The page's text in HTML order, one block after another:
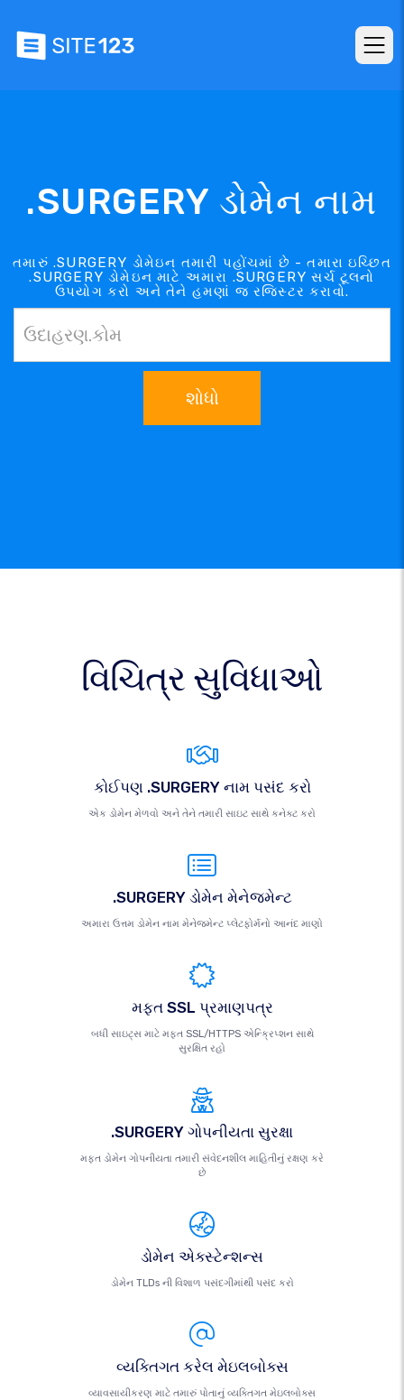
.SURGERY ડોમેન નામ
તમારું .SURGERY ડોમેઇન તમારી પહોંચમાં છે - તમારા ઇચ્છિત
.SURGERY ડોમેઇન માટે અમારા .SURGERY સર્ચ ટૂલનો
ઉપયોગ કરો અને તેને હમણાં જ રજિસ્ટર કરાવો.
શોધો
વિચિત્ર સુવિધાઓ
કોઈપણ .SURGERY નામ પસંદ કરો
એક ડોમેન મેળવો અને તેને તમારી સાઇટ સાથે કનેક્ટ કરો
.SURGERY ડોમેન મેનેજમેન્ટ
અમારા ઉત્તમ ડોમેન નામ મેનેજમેન્ટ પ્લેટફોર્મનો આનંદ માણો
મફત SSL પ્રમાણપત્ર
બધી સાઇટ્સ માટે મફત SSL/HTTPS એન્ક્રિપ્શન સાથે
સુરક્ષિત રહો
.SURGERY ગોપનીયતા સુરક્ષા
મફત ડોમેન ગોપનીયતા તમારી સંવેદનશીલ માહિતીનું રક્ષણ કરે
છે
ડોમેન એક્સ્ટેન્શન્સ
ડોમેન TLDs ની વિશાળ પસંદગીમાંથી પસંદ કરો
વ્યક્તિગત કરેલ મેઇલબોક્સ
વ્યાવસાયીકરણ માટે તમારું પોતાનું વ્યક્તિગત મેઇલબોક્સ